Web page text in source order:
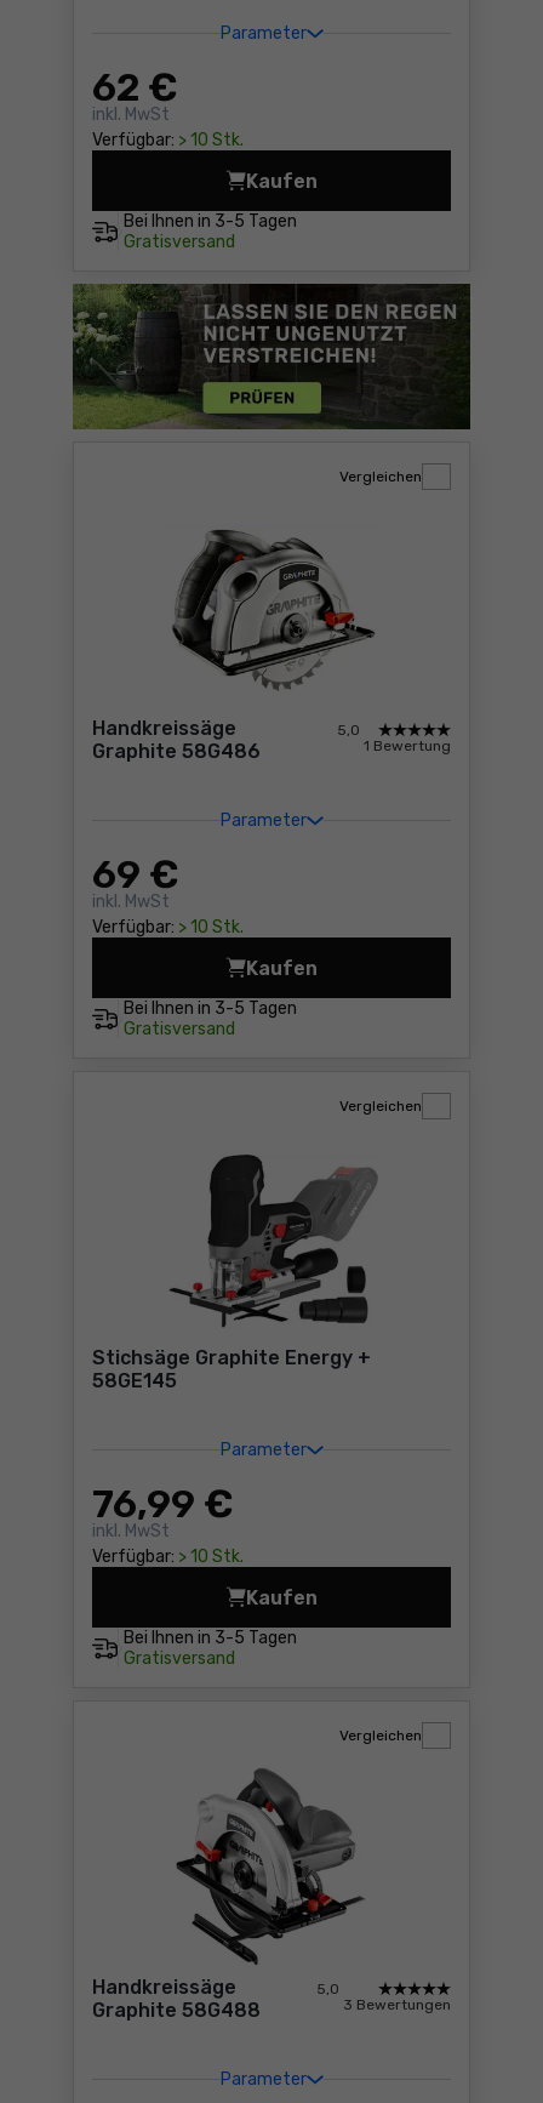
Parameter
62 €
inkl. MwSt
Verfügbar: > 10 Stk.
Bei Ihnen in 3-5 Tagen
Gratisversand
Kaufen
Säbelsäge Graphite
Handkreissäge
Graphite 58G486
Parameter
5,0
1 Bewertung
69 €
inkl. MwSt
Verfügbar: > 10 Stk.
Vergleichen
Bei Ihnen in 3-5 Tagen
Gratisversand
Kaufen
Handkreissäge Graphite
Stichsäge Graphite Energy +
58GE145
Parameter
76,99 €
inkl. MwSt
Verfügbar: > 10 Stk.
Vergleichen
Bei Ihnen in 3-5 Tagen
Gratisversand
Kaufen
Stichsäge Graphite Energy
Handkreissäge
Graphite 58G488
Parameter
5,0
3 Bewertungen
Vergleichen